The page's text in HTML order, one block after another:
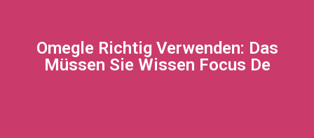
Omegle Richtig Verwenden: Das
Müssen Sie Wissen Focus De